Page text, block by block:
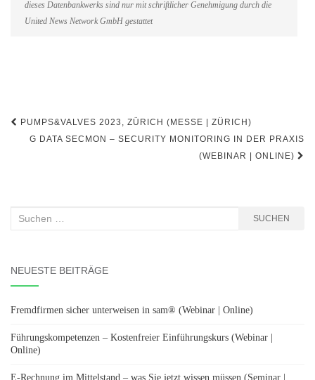
dieses Datenbankwerks sind nur mit schriftlicher Genehmigung durch die
United News Network GmbH gestattet
Beitragsnavigation
PUMPS&VALVES 2023, ZÜRICH (MESSE | ZÜRICH)
G DATA SECMON – SECURITY MONITORING IN DER PRAXIS
(WEBINAR | ONLINE)
Suchen
SUCHEN
NEUESTE BEITRÄGE
Fremdfirmen sicher unterweisen in sam® (Webinar | Online)
Führungskompetenzen – Kostenfreier Einführungskurs (Webinar |
Online)
E-Rechnung im Mittelstand – was Sie jetzt wissen müssen (Seminar |